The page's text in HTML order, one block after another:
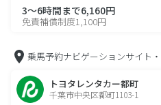
3～6時間まで6,160円
免責補償制度1,100円
乗馬予約ナビゲーションサイト
トヨタレンタカー都町
千葉市中央区都町1103-1